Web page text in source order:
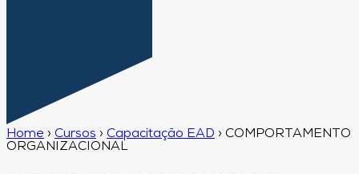
Home › Cursos › Capacitação EAD › COMPORTAMENTO
ORGANIZACIONAL